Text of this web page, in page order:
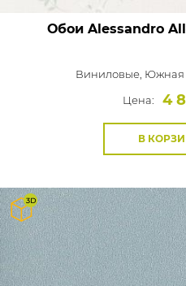
Обои Alessandro
Виниловые, Южная
Цена:
4
В